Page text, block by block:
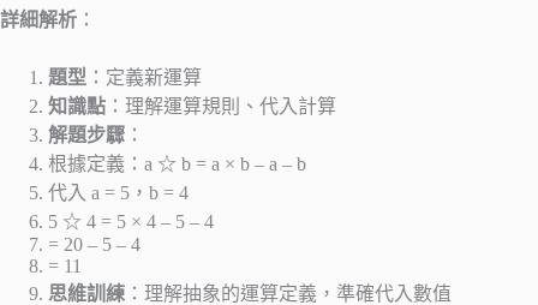
詳細解析 ：
題型 ：定義新運算
知識點 ：理解運算規則、代入計算
解題步驟 ：
根據定義：a ☆ b = a × b – a – b
代入 a = 5，b = 4
5 ☆ 4 = 5 × 4 – 5 – 4
= 20 – 5 – 4
= 11
思維訓練 ：理解抽象的運算定義，準確代入數值